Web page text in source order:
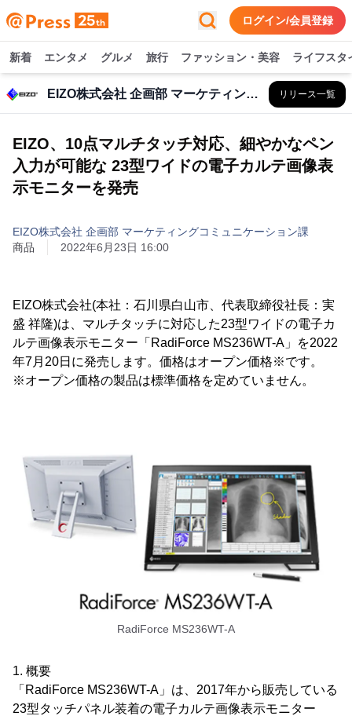
ログイン/会員登録
新着 エンタメ グルメ 旅行 ファッション・美容 ライフスタ
EIZO株式会社 企画部 マーケティングコミュニケーション課 リリース一覧
EIZO、10点マルチタッチ対応、細やかなペン
入力が可能な 23型ワイドの電子カルテ画像表
示モニターを発売
EIZO株式会社 企画部 マーケティングコミュニケーション課
商品
2022年6月23日 16:00
EIZO株式会社(本社：石川県白山市、代表取締役社長：実
盛 祥隆)は、マルチタッチに対応した23型ワイドの電子カ
ルテ画像表示モニター「RadiForce MS236WT-A」を2022
年7月20日に発売します。価格はオープン価格※です。
※オープン価格の製品は標準価格を定めていません。
RadiForce MS236WT-A
1. 概要
「RadiForce MS236WT-A」は、2017年から販売している
23型タッチパネル装着の電子カルテ画像表示モニター